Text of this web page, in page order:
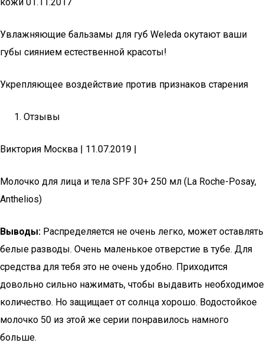
Увлажняющие бальзамы для губ Weleda окутают ваши
губы сиянием естественной красоты!
Укрепляющее воздействие против признаков старения
Отзывы
Виктория Москва | 11.07.2019 |
Молочко для лица и тела SPF 30+ 250 мл (La Roche-Posay,
Anthelios)
Выводы: Распределяется не очень легко, может оставлять
белые разводы. Очень маленькое отверстие в тубе. Для
средства для тебя это не очень удобно. Приходится
довольно сильно нажимать, чтобы выдавить необходимое
количество. Но защищает от солнца хорошо. Водостойкое
молочко 50 из этой же серии понравилось намного
больше.